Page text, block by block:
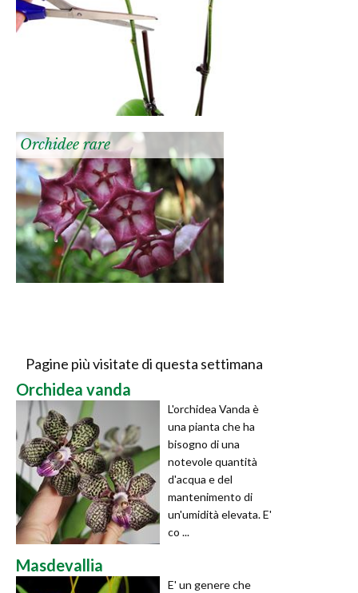
Orchidee rare
Pagine più visitate di questa settimana
Orchidea vanda
L'orchidea Vanda è
una pianta che ha
bisogno di una
notevole quantità
d'acqua e del
mantenimento di
un'umidità elevata. E'
co ...
Masdevallia
E' un genere che